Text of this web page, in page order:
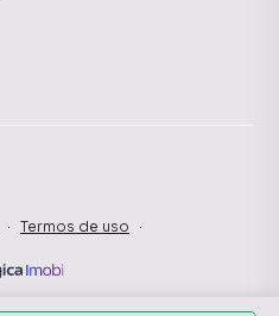
· Termos de uso ·